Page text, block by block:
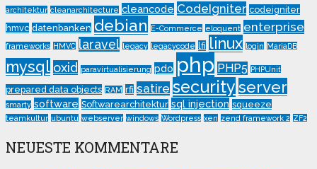
architektur cleanarchitecture cleancode CodeIgniter codeigniter
hmvc datenbanken debian E-Commerce eloquent enterprise
frameworks HMVC laravel legacy legacycode lfi linux login MariaDB
mysql oxid paravirtualisierung pdo php PHP5 PHPUnit
prepared data objects RAM rfi satire securityserver
smarty software Softwarearchitektur sql injection squeeze
teamkultur ubuntu webserver windows Wordpress xen zend framework 2 ZF2
NEUESTE KOMMENTARE